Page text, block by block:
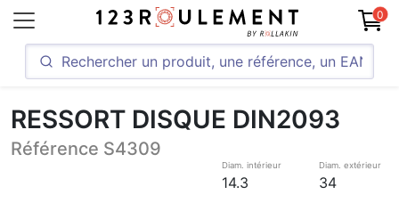
0
RESSORT DISQUE DIN2093
Référence S4309
Diam. intérieur
14.3
Diam. extérieur
34